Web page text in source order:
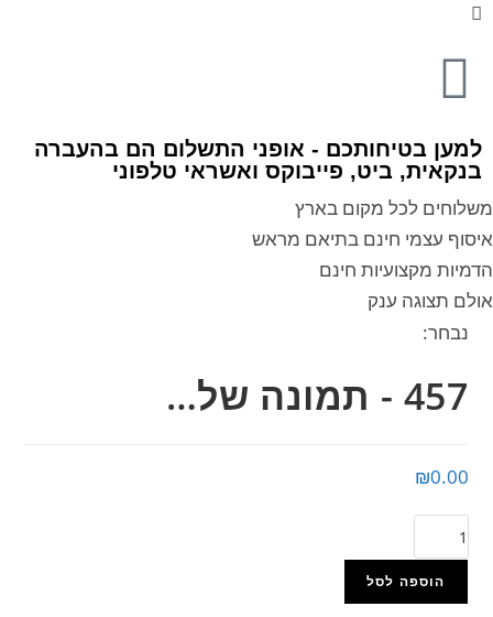
למען בטיחותכם - אופני התשלום הם בהעברה
בנקאית, ביט, פייבוקס ואשראי טלפוני
משלוחים לכל מקום בארץ
איסוף עצמי חינם בתיאם מראש
הדמיות מקצועיות חינם
אולם תצוגה ענק
נבחר:
457 - תמונה של…
₪0.00
הוספה לסל